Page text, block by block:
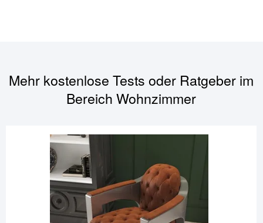
Mehr kostenlose Tests oder Ratgeber im
BereichWohnzimmer